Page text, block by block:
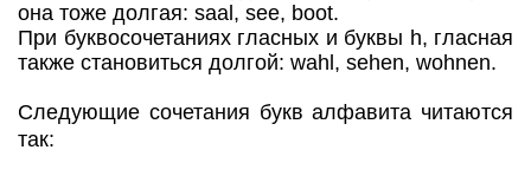
она тоже долгая: saal, see, boot.
При буквосочетаниях гласных и буквы h, гласная
также становиться долгой: wahl, sehen, wohnen.
Следующие сочетания букв алфавита читаются
так: